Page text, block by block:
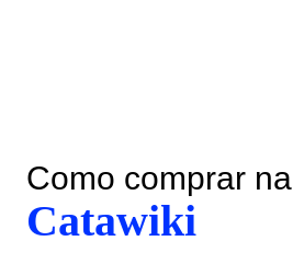
Como comprar na
Catawiki